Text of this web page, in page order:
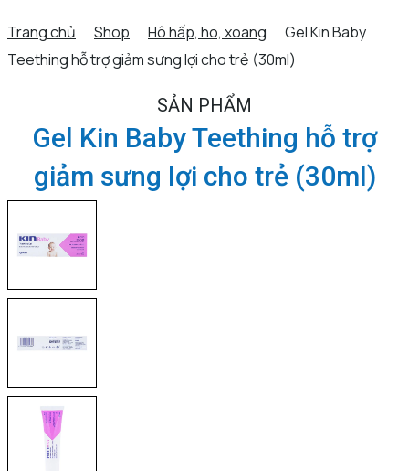
Trang chủ Shop Hô hấp, ho, xoang
Gel Kin Baby
Teething hỗ trợ giảm sưng lợi cho trẻ (30ml)
SẢN PHẨM
Gel Kin Baby Teething hỗ trợ
giảm sưng lợi cho trẻ (30ml)